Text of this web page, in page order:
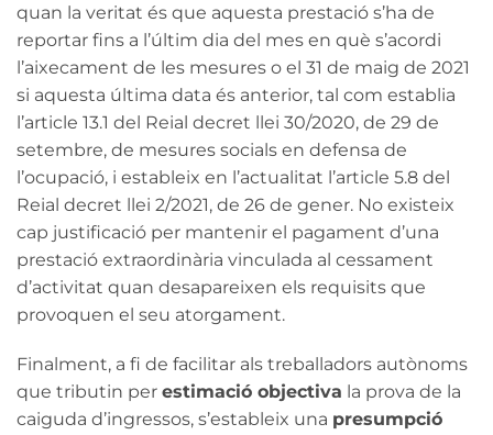
quan la veritat és que aquesta prestació s’ha de
reportar fins a l’últim dia del mes en què s’acordi
l’aixecament de les mesures o el 31 de maig de 2021
si aquesta última data és anterior, tal com establia
l’article 13.1 del Reial decret llei 30/2020, de 29 de
setembre, de mesures socials en defensa de
l’ocupació, i estableix en l’actualitat l’article 5.8 del
Reial decret llei 2/2021, de 26 de gener. No existeix
cap justificació per mantenir el pagament d’una
prestació extraordinària vinculada al cessament
d’activitat quan desapareixen els requisits que
provoquen el seu atorgament.
Finalment, a fi de facilitar als treballadors autònoms
que tributin per estimació objectiva la prova de la
caiguda d’ingressos, s’estableix una presumpció